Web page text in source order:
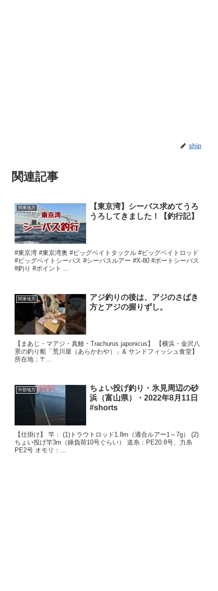
ship
関連記事
関東地方
【東京湾】シーバス求めてうろ
うろしてきました！【釣行記】
#東京湾 #東京湾奥 #ビッグベイトタックル #ビッグベイトロッド
#ビッグベイトシーバス #シーバスルアー #X-80 #ボートシーバス
#釣り #ポイント ...
関東地方
アジ釣りの後は、アジのさばき
方とアジの握りずし。
【まあじ・マアジ・真鯵・Trachurus japonicus】 【横浜・金沢八
景の釣り船「荒川屋（あらかわや）」& サンドフィッシュ食堂】
所在地：〒...
中部地方
ちょい投げ釣り・氷見周辺の砂
浜（富山県）・2022年8月11日
#shorts
【仕掛け】 竿： (1)トラウトロッド1.8m（適合ルアー1～7g） (2)
ちょい投げ竿3m（錘負荷10号ぐらい） 道糸：PE20.8号、力糸
PE2号 オモリ：...